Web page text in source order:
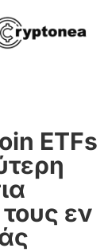
ETFs
εν